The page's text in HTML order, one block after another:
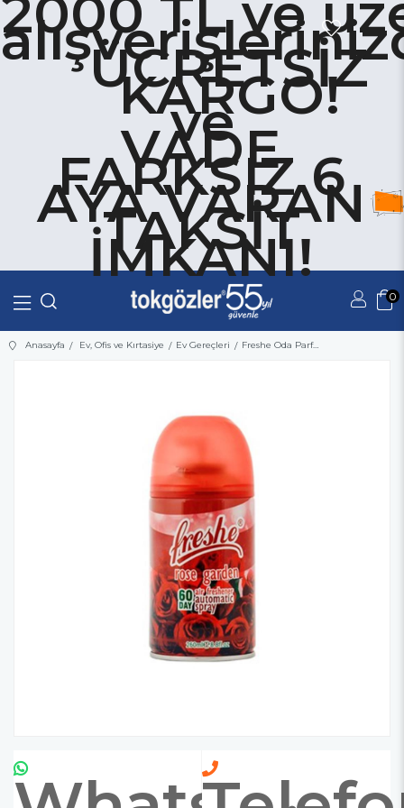
ÜCRETSİZ
KARGO!
ve
VADE
FARKSIZ 6
AYA VARAN
TAKSİT
İMKANI!
0
Üye Girişi Üye Ol
Anasayfa Ev, Ofis ve Kırtasiye Ev Gereçleri Freshe Oda Parfümü Yedeği Rose Garden 260 ml